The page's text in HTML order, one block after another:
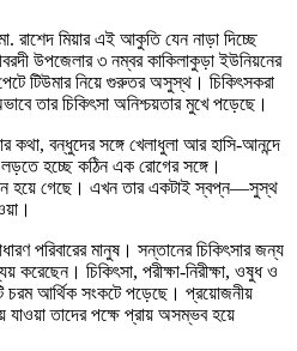
মিয়ার এই আকুতি যেন নাড়া দিচ্ছে
উপজেলার ৩ নম্বর কাকিলাকুড়া ইউনিয়নের
পেটে টিউমার নিয়ে গুরুতর অসুস্থ। চিকিৎসকরা
তার চিকিৎসা অনিশ্চয়তার মুখে পড়েছে।
কথা, বন্ধুদের সঙ্গে খেলাধুলা আর হাসি-আনন্দে
হচ্ছে কঠিন এক রোগের সঙ্গে।
হয়ে গেছে। এখন তার একটাই স্বপ্ন—সুস্থ
পরিবারের মানুষ। সন্তানের চিকিৎসার জন্য
চিকিৎসা, পরীক্ষা-নিরীক্ষা, ওষুধ ও
চরম আর্থিক সংকটে পড়েছে। প্রয়োজনীয়
যাওয়া তাদের পক্ষে প্রায় অসম্ভব হয়ে